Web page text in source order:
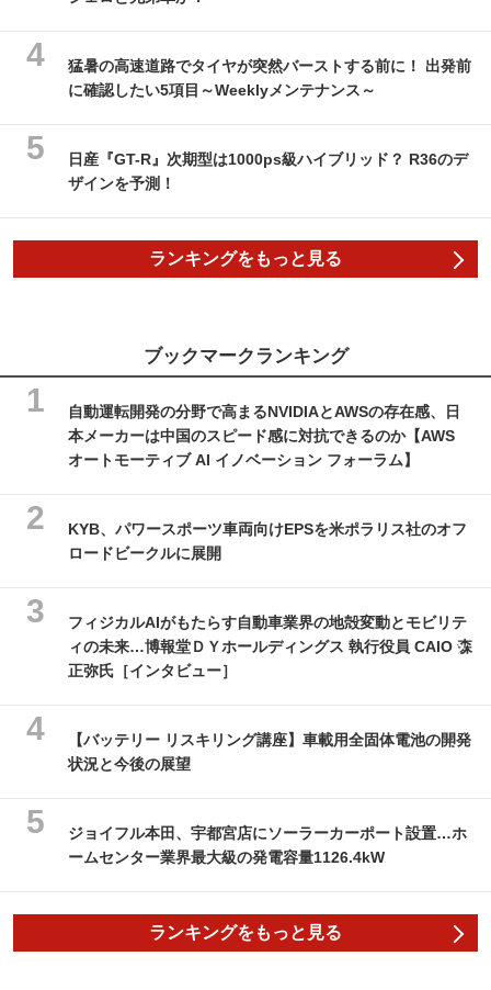
猛暑の高速道路でタイヤが突然バーストする前に！ 出発前
に確認したい5項目～Weeklyメンテナンス～
日産『GT-R』次期型は1000ps級ハイブリッド？ R36のデ
ザインを予測！
ランキングをもっと見る
ブックマークランキング
自動運転開発の分野で高まるNVIDIAとAWSの存在感、日
本メーカーは中国のスピード感に対抗できるのか【AWS
オートモーティブ AI イノベーション フォーラム】
KYB、パワースポーツ車両向けEPSを米ポラリス社のオフ
ロードビークルに展開
フィジカルAIがもたらす自動車業界の地殻変動とモビリテ
ィの未来…博報堂ＤＹホールディングス 執行役員 CAIO 森
正弥氏［インタビュー］
【バッテリー リスキリング講座】車載用全固体電池の開発
状況と今後の展望
ジョイフル本田、宇都宮店にソーラーカーポート設置…ホ
ームセンター業界最大級の発電容量1126.4kW
ランキングをもっと見る